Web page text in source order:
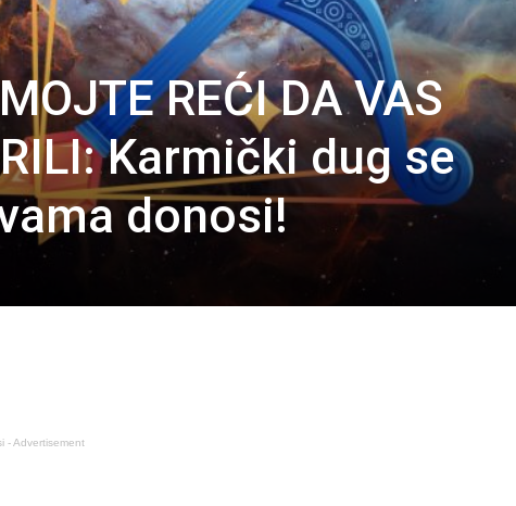
REĆI DA VAS
Karmički dug se
donosi!
- Advertisement